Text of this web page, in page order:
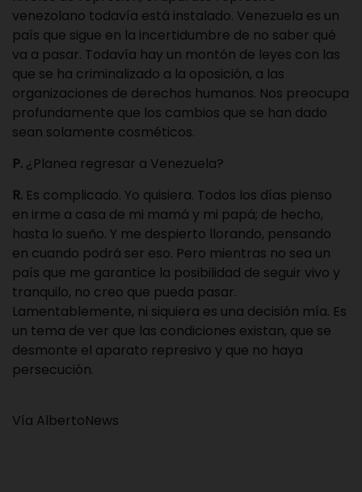
venezolano todavía está instalado. Venezuela es un
país que sigue en la incertidumbre de no saber qué
va a pasar. Todavía hay un montón de leyes con las
que se ha criminalizado a la oposición, a las
organizaciones de derechos humanos. Nos preocupa
profundamente que los cambios que se han dado
sean solamente cosméticos.
P. ¿Planea regresar a Venezuela?
R. Es complicado. Yo quisiera. Todos los días pienso
en irme a casa de mi mamá y mi papá; de hecho,
hasta lo sueño. Y me despierto llorando, pensando
en cuando podrá ser eso. Pero mientras no sea un
país que me garantice la posibilidad de seguir vivo y
tranquilo, no creo que pueda pasar.
Lamentablemente, ni siquiera es una decisión mía. Es
un tema de ver que las condiciones existan, que se
desmonte el aparato represivo y que no haya
persecución.
Vía AlbertoNews